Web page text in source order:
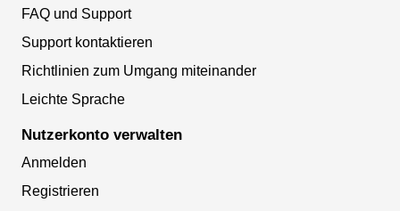
FAQ und Support
Support kontaktieren
Richtlinien zum Umgang miteinander
Leichte Sprache
Nutzerkonto verwalten
Anmelden
Registrieren